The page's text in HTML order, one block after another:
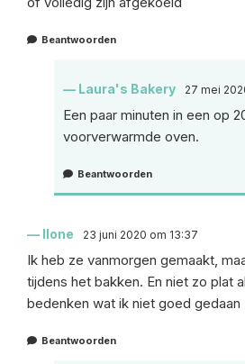
Beantwoorden
Laura's Bakery 27 mei
Een paar minuten in een op
voorverwarmde oven.
Beantwoorden
Ilone 23 juni 2020 om 13:37
Ik heb ze vanmorgen gemaakt,
tijdens het bakken. En niet zo plat
bedenken wat ik niet goed gedaan
Beantwoorden